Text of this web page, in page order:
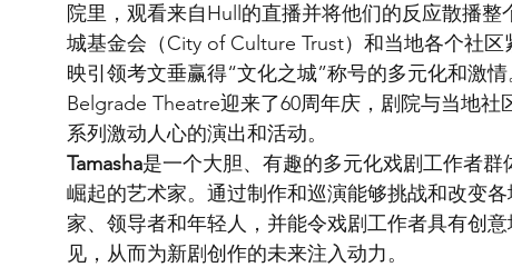
院里，观看来自Hull的直播并将他们的反应散播
城基金会（City of Culture Trust）和当地各个社
映引领考文垂赢得“文化之城”称号的多元化和激
Belgrade Theatre迎来了60周年庆，剧院与当地
系列激动人心的演出和活动。
Tamasha是一个大胆、有趣的多元化戏剧工作者
崛起的艺术家。通过制作和巡演能够挑战和改变
家、领导者和年轻人，并能令戏剧工作者具有创
见，从而为新剧创作的未来注入动力。